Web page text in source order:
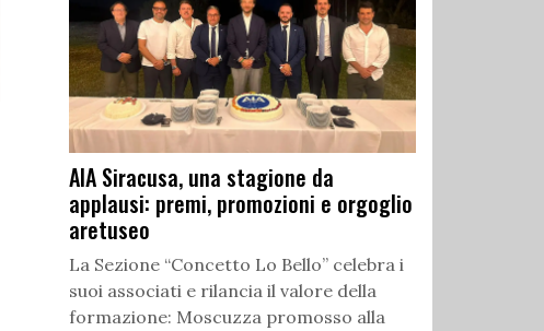
AIA Siracusa, una stagione da
applausi: premi, promozioni e orgoglio
aretuseo
La Sezione “Concetto Lo Bello” celebra i
suoi associati e rilancia il valore della
formazione: Moscuzza promosso alla